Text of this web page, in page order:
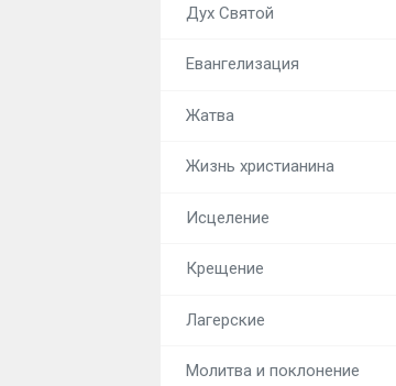
Дух Святой
Евангелизация
Жатва
Жизнь христианина
Исцеление
Крещение
Лагерские
Молитва и поклонение